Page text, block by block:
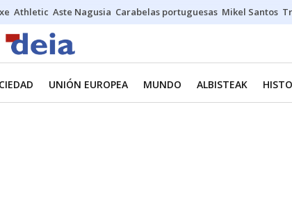
Athletic Aste Nagusia Carabelas portuguesas Mikel Santos
UNIÓN EUROPEA MUNDO ALBISTEAK